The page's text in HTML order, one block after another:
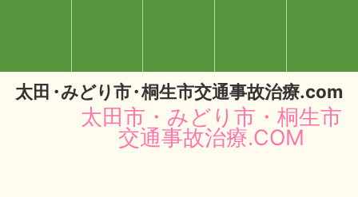
太田・みどり市・桐生市交通事故治療.com
太田市・みどり市・桐生市
交通事故治療.COM